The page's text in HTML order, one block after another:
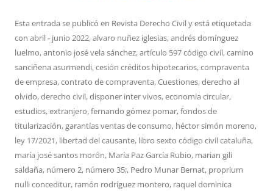
Esta entrada se publicó en Revista Derecho Civily está etiquetada
con abril - junio 2022,alvaro nuñez iglesias,andrés domínguez
luelmo,antonio josé vela sánchez,artículo 597 código civil,camino
sanciñena asurmendi,cesión créditos hipotecarios,compraventa
de empresa,contrato de compraventa,Cuestiones,derecho al
olvido,derecho civil,disponer inter vivos,economia circular,
estudios,extranjero,fernando gómez pomar,fondos de
titularización,garantías ventas de consumo, héctor simón moreno,
ley 17/2021, libertad del causante, libro sexto código civil cataluña,
maría josé santos morón, María Paz García Rubio, marian gili
saldaña, número 2, número 35;, Pedro Munar Bernat, proprium
nulli conceditur, ramón rodríguez montero, raquel dominica